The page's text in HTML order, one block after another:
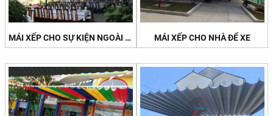
MÁI XẾP CHO SỰ KIỆN NGOÀI TRỜI MÁI XẾP CHO NHÀ ĐỂ XE